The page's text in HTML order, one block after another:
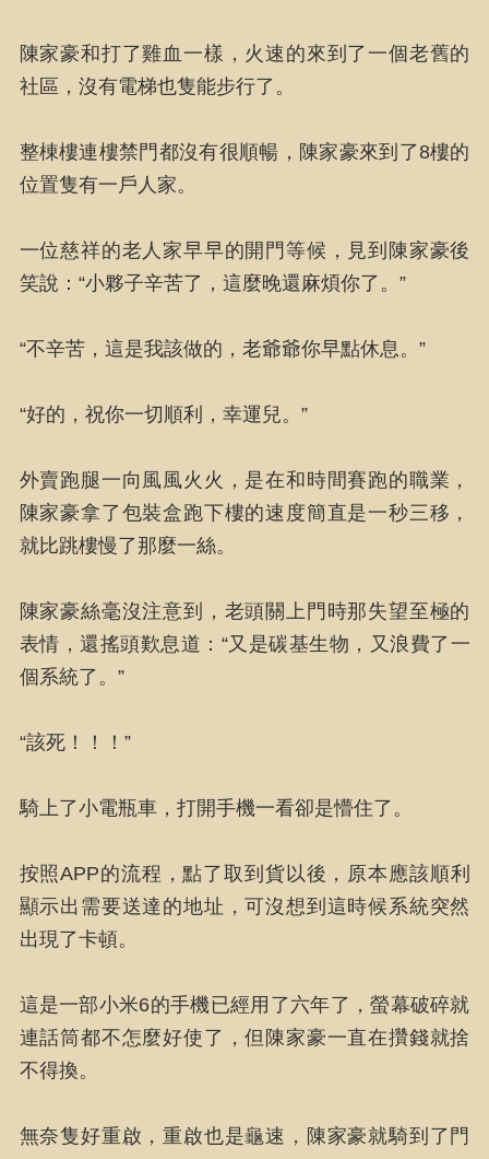
陳家豪和打了雞血一樣，火速的來到了一個老舊的
社區，沒有電梯也隻能步行了。
整棟樓連樓禁門都沒有很順暢，陳家豪來到了8樓的
位置隻有一戶人家。
一位慈祥的老人家早早的開門等候，見到陳家豪後
笑說：“小夥子辛苦了，這麼晚還麻煩你了。”
“不辛苦，這是我該做的，老爺爺你早點休息。”
“好的，祝你一切順利，幸運兒。”
外賣跑腿一向風風火火，是在和時間賽跑的職業，
陳家豪拿了包裝盒跑下樓的速度簡直是一秒三移，
就比跳樓慢了那麼一絲。
陳家豪絲毫沒注意到，老頭關上門時那失望至極的
表情，還搖頭歎息道：“又是碳基生物，又浪費了一
個系統了。”
“該死！！！”
騎上了小電瓶車，打開手機一看卻是懵住了。
按照APP的流程，點了取到貨以後，原本應該順利
顯示出需要送達的地址，可沒想到這時候系統突然
出現了卡頓。
這是一部小米6的手機已經用了六年了，螢幕破碎就
連話筒都不怎麼好使了，但陳家豪一直在攢錢就捨
不得換。
無奈隻好重啟，重啟也是龜速，陳家豪就騎到了門